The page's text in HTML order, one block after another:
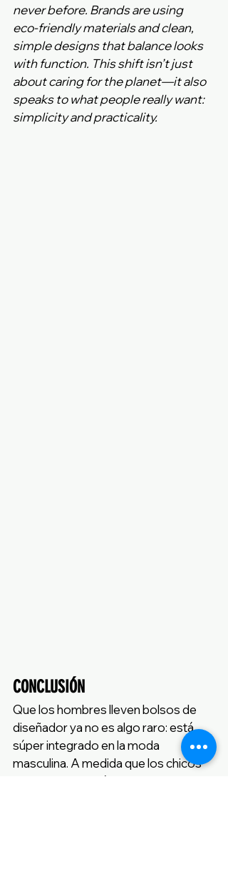
never before. Brands are using
eco‑friendly materials and clean,
simple designs that balance looks
with function. This shift isn’t just
about caring for the planet—it also
speaks to what people really want:
simplicity and practicality.
CONCLUSIÓN
Que los hombres lleven bolsos de
diseñador ya no es algo raro: está
súper integrado en la moda
masculina. A medida que los chicos
experimentan más con su estilo, los